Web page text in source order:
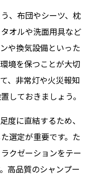
、布団やシーツ、枕
オルや洗面用具など
や換気設備といった
境を保つことが大切
、非常灯や火災報知
しておきましょう。
度に直結するため、
選定が重要です。た
クゼーションをテー
高品質のシャンプー